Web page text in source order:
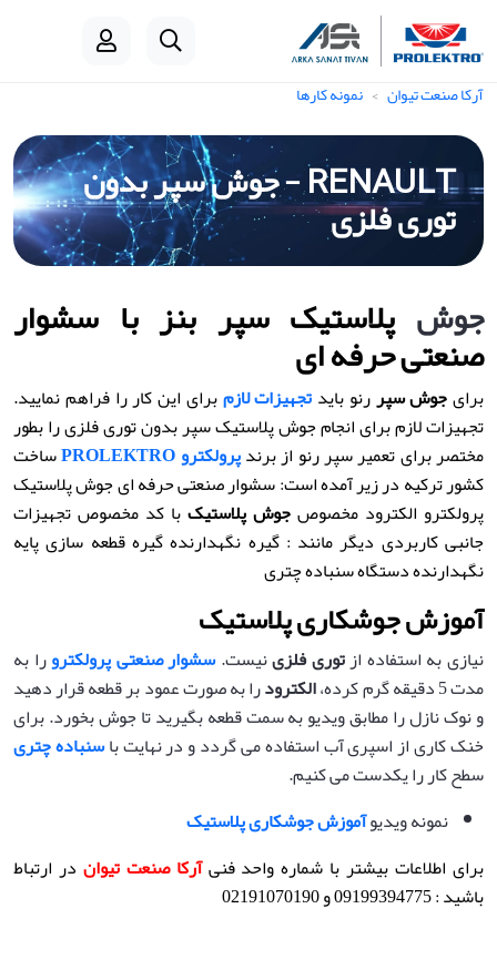
آرکا صنعت تیوان نمونه کارها
RENAULT - جوش سپر بدون
توری فلزی
جوش پلاستیک سپر بنز با سشوار
صنعتی حرفه ای
برایجوش سپررنو بایدتجهیزات لازمبرای این کار را فراهم نمایید.
تجهیزات لازم برای انجام جوش پلاستیک سپر بدون توری فلزی را بطور
مختصر برای تعمیر سپر رنو از برندپرولکترو PROLEKTRO
ساخت
کشور ترکیه در زیر آمده است: سشوار صنعتی حرفه ای جوش پلاستیک
پرولکترو الکترود مخصوصجوش پلاستیکبا کد مخصوص تجهیزات
جانبی کاربردی دیگر مانند : گیره نگهدارنده گیره قطعه سازی پایه
نگهدارنده دستگاه سنباده چتری
آموزش جوشکاری پلاستیک
نیازی به استفاده ازتوری فلزینیست.سشوار صنعتی پرولکترورا به
مدت 5 دقیقه گرم کرده،
الکترودرا به صورت عمود بر قطعه قرار دهید
و نوک نازل را مطابق ویدیو به سمت قطعه بگیرید تا جوش بخورد. برای
خنک کاری از اسپری آب استفاده می گردد و در نهایت باسنباده چتری
سطح کار را یکدست می کنیم.
نمونه ویدیوآموزش جوشکاری پلاستیک
برای اطلاعات بیشتر با شماره واحد فنیآرکا صنعت تیوان در ارتباط
باشید : 09199394775 و 02191070190